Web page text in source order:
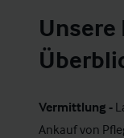
Vermittlung -
Ankauf von